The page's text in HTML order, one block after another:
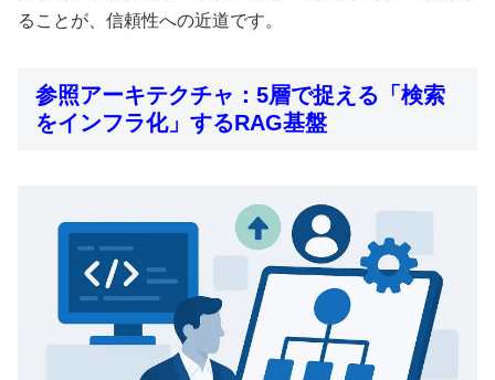
ることが、信頼性への近道です。
参照アーキテクチャ：5層で捉える「検索
をインフラ化」するRAG基盤